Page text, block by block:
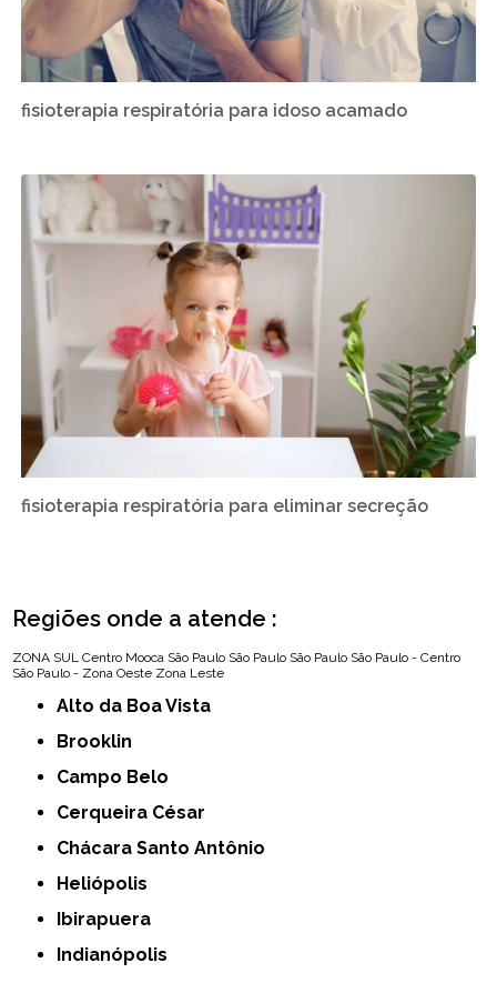
fisioterapia respiratória para idoso acamado
fisioterapia respiratória para eliminar secreção
Regiões onde a atende :
ZONA SUL Centro Mooca São Paulo São Paulo São Paulo São Paulo - Centro
São Paulo - Zona Oeste Zona Leste
Alto da Boa Vista
Brooklin
Campo Belo
Cerqueira César
Chácara Santo Antônio
Heliópolis
Ibirapuera
Indianópolis